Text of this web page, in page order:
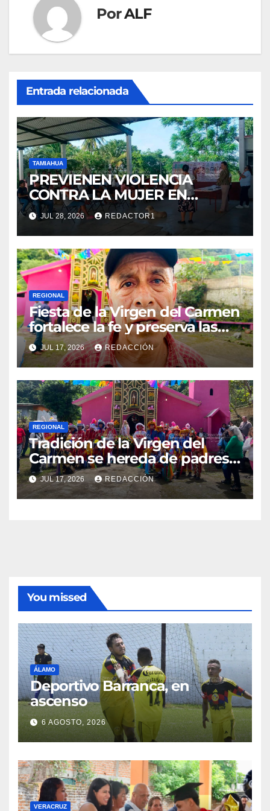
PorALF
Entrada relacionada
TAMIAHUA
PREVIENEN VIOLENCIA
CONTRA LA MUJER EN
COMUNIDADES
JUL 28, 2026 REDACTOR1
REGIONAL
Fiesta de la Virgen del Carmen
fortalece la fe y preserva las
tradiciones en El Esquilón
JUL 17, 2026 REDACCIÓN
REGIONAL
Tradición de la Virgen del
Carmen se hereda de padres a
hijos en El Esquilón, Jilotepec
JUL 17, 2026 REDACCIÓN
You missed
ÁLAMO
Deportivo Barranca, en
ascenso
6 AGOSTO, 2026
VERACRUZ